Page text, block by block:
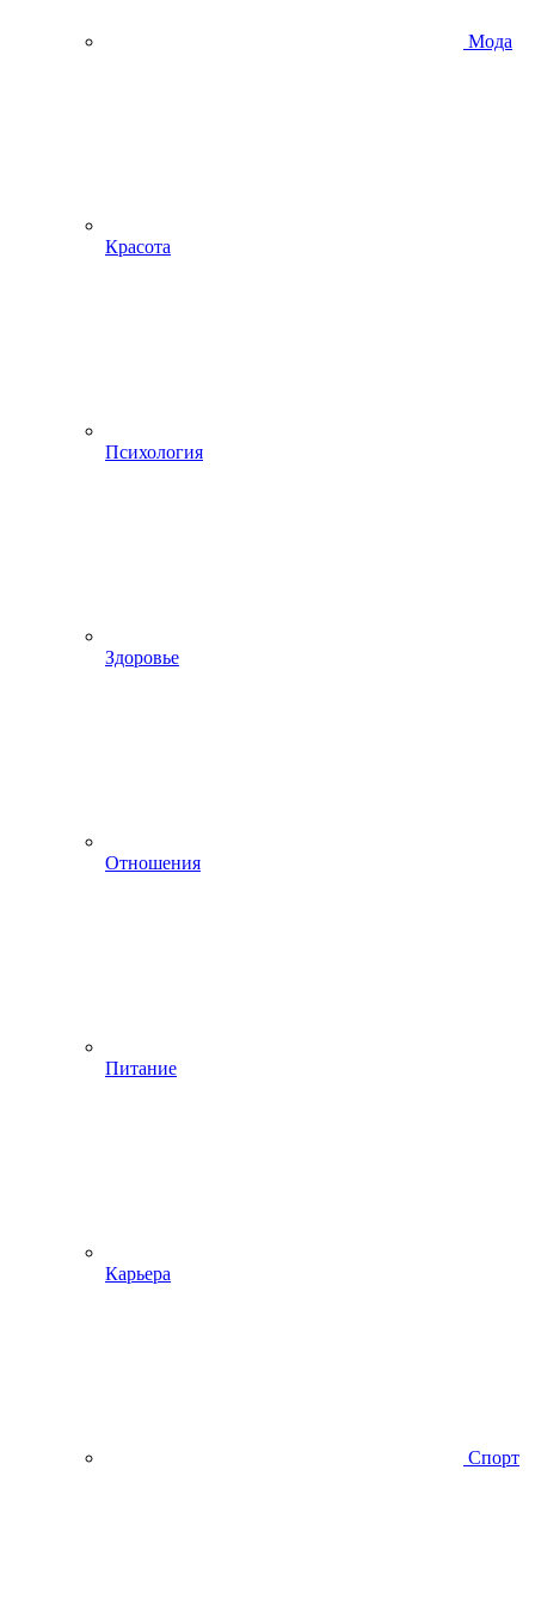
Мода
Красота
Психология
Здоровье
Отношения
Питание
Карьера
Спорт